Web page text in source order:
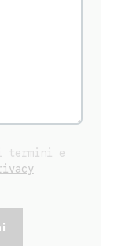
termini e